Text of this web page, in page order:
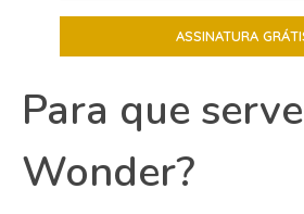
Para que serve
Wonder?